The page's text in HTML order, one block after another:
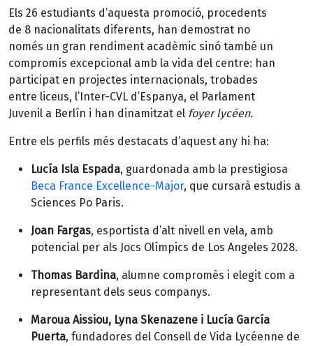
Els 26 estudiants d’aquesta promoció, procedents
de 8 nacionalitats diferents, han demostrat no
només un gran rendiment acadèmic sinó també un
compromís excepcional amb la vida del centre: han
participat en projectes internacionals, trobades
entre liceus, l’Inter-CVL d’Espanya, el Parlament
Juvenil a Berlín i han dinamitzat el foyer lycéen.
Entre els perfils més destacats d’aquest any hi ha:
Lucía Isla Espada, guardonada amb la prestigiosa
Beca France Excellence-Major, que cursarà estudis a
Sciences Po Paris.
Joan Fargas, esportista d’alt nivell en vela, amb
potencial per als Jocs Olímpics de Los Angeles 2028.
Thomas Bardina, alumne compromès i elegit com a
representant dels seus companys.
Maroua Aissiou, Lyna Skenazene i Lucía García
Puerta, fundadores del Consell de Vida Lycéenne de